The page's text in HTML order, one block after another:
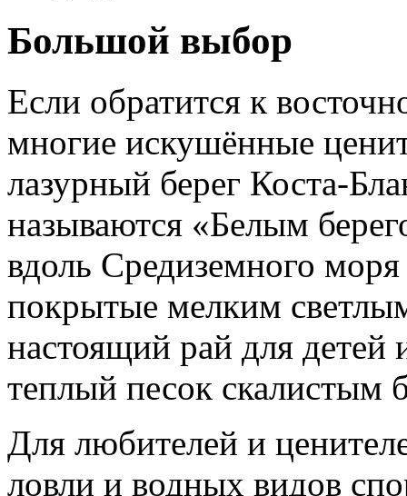
Большой выбор
Если обратится к
многие искушённые
лазурный берег Коста-
называются «Белым
вдоль Средиземного
покрытые мелким
настоящий рай для детей
теплый песок скалистым
Для любителей и
ловли и водных видов